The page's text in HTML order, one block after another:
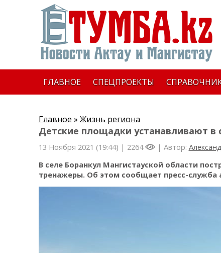
ГЛАВНОЕ СПЕЦПРОЕКТЫ
Главное » Жизнь региона
Детские площадки устанавливают в
13 Ноября 2021 (19:44) | 2264 | Автор:
В селе Боранкул Мангистауской области
тренажеры. Об этом сообщает пресс-служба